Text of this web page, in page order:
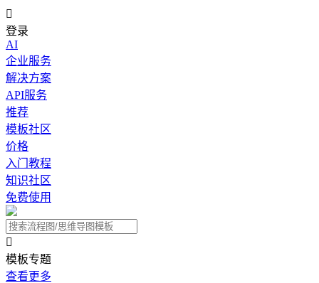

登录
AI
企业服务
解决方案
API服务
推荐
模板社区
价格
入门教程
知识社区
免费使用

模板专题
查看更多